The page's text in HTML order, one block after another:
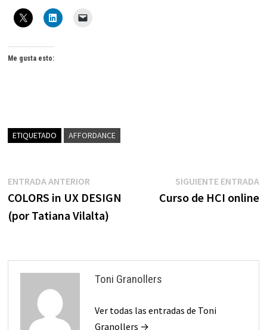
Me gusta esto:
ETIQUETADO AFFORDANCE
Navegación
de
entradas
ENTRADA ANTERIOREntrada
anterior:
COLORS in UX DESIGN
(por Tatiana Vilalta)
SIGUIENTE ENTRADA
Curso de HCI online
Toni Granollers
Ver todas las entradas de Toni
Granollers →